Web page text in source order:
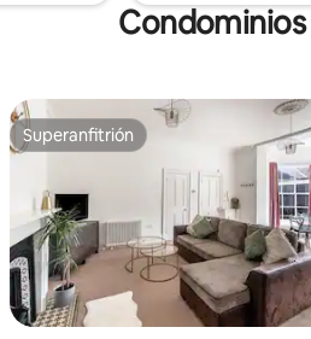
Superanfitrión
Superanfitrión